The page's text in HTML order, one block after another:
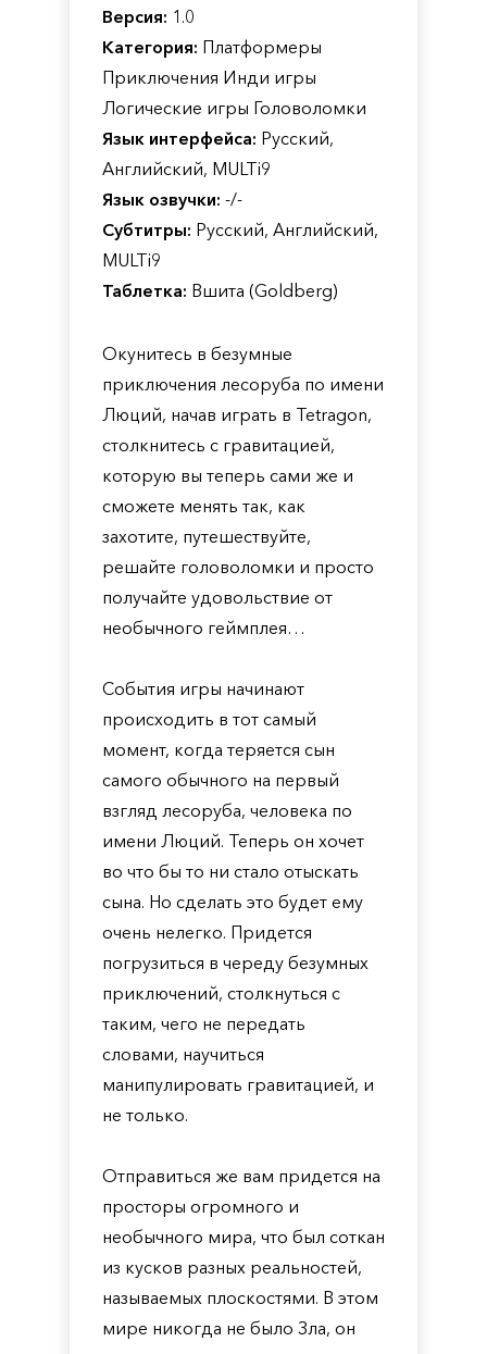
Версия: 1.0
Категория: Платформеры
Приключения Инди игры
Логические игры Головоломки
Язык интерфейса: Русский,
Английский, MULTi9
Язык озвучки: -/-
Субтитры: Русский, Английский,
MULTi9
Таблетка: Вшита (Goldberg)
Окунитесь в безумные
приключения лесоруба по имени
Люций, начав играть в Tetragon,
столкнитесь с гравитацией,
которую вы теперь сами же и
сможете менять так, как
захотите, путешествуйте,
решайте головоломки и просто
получайте удовольствие от
необычного геймплея…
События игры начинают
происходить в тот самый
момент, когда теряется сын
самого обычного на первый
взгляд лесоруба, человека по
имени Люций. Теперь он хочет
во что бы то ни стало отыскать
сына. Но сделать это будет ему
очень нелегко. Придется
погрузиться в череду безумных
приключений, столкнуться с
таким, чего не передать
словами, научиться
манипулировать гравитацией, и
не только.
Отправиться же вам придется на
просторы огромного и
необычного мира, что был соткан
из кусков разных реальностей,
называемых плоскостями. В этом
мире никогда не было Зла, он